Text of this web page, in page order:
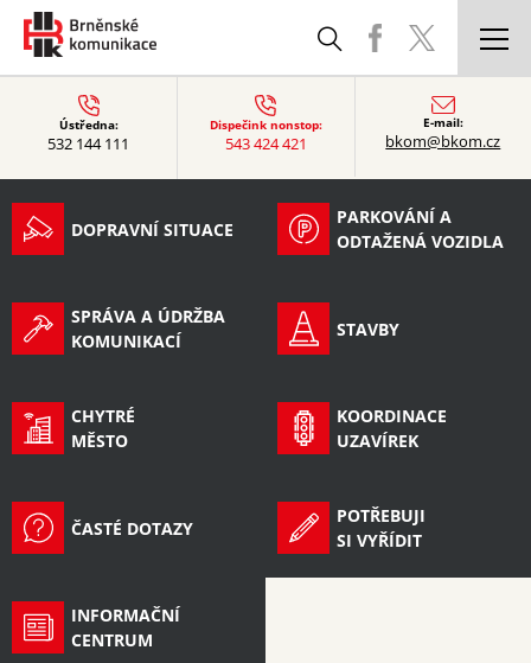
DOPRAVNÍ SITUACE
PARKOVÁNÍ A
ODTAŽENÁ VOZIDLA
SPRÁVA A ÚDRŽBA
STAVBY
KOORDINACE UZAVÍREK
INFORMAČNÍ
CENTRUM
Ústředna:
532 144 111
Dispečink nonstop:
543 424 421
E-mail:
bkom@bkom.cz
DOPRAVNÍ SITUACE
PARKOVÁNÍ A
ODTAŽENÁ VOZIDLA
SPRÁVA A ÚDRŽBA
KOMUNIKACÍ
STAVBY
CHYTRÉ
MĚSTO
KOORDINACE
UZAVÍREK
ČASTÉ DOTAZY
POTŘEBUJI
SI VYŘÍDIT
INFORMAČNÍ
CENTRUM